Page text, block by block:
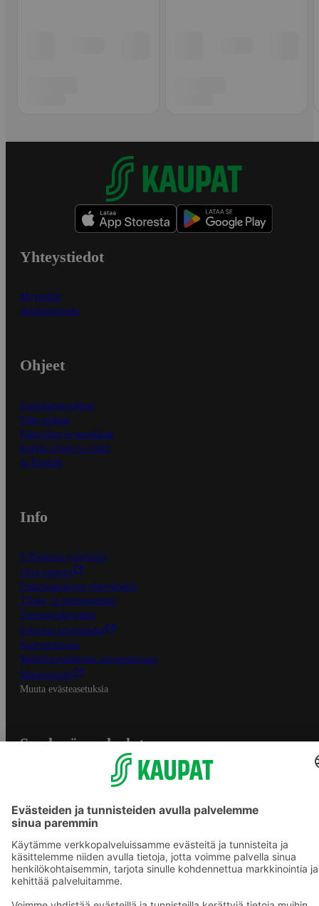
Yhteystiedot
Myymälät
Asiakaspalvelu
Ohjeet
Ensitilaajan ohjeet
Näin maksat
Näin tilaat ja muokkaat
Kaikki ohjeet ja vinkit
In English
Info
S-Business yrityksille
Oiva-raportit
Osuuskauppojen yhteystiedot
Tilaus- ja toimitusehdot
Tietosuojakäytäntö
Palvelun käyttöehdot
Saavutettavuus
Mobiilisovelluksen saavutettavuus
Mainostajalle
Muuta evästeasetuksia
S-ryhmän palvelut
Yhteishyvä Ruoka -sovellus
S-ostoslista -sovellus
Prisma.fi
Sokos.fi
S-Pankki